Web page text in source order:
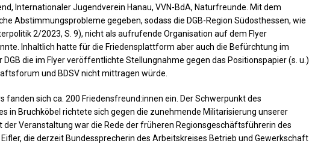
Internationaler Jugendverein Hanau, VVN-BdA, Naturfreunde. Mit dem
Abstimmungsprobleme gegeben, sodass die DGB-Region Südosthessen, wie
2/2023, S. 9), nicht als aufrufende Organisation auf dem Flyer
Inhaltlich hatte für die Friedensplattform aber auch die Befürchtung im
DGB die im Flyer veröffentlichte Stellungnahme gegen das Positionspapier (s. u.)
und BDSV nicht mittragen würde.
fanden sich ca. 200 Friedensfreund:innen ein. Der Schwerpunkt des
in Bruchköbel richtete sich gegen die zunehmende Militarisierung unserer
der Veranstaltung war die Rede der früheren Regionsgeschäftsführerin des
Eifler, die derzeit Bundessprecherin des Arbeitskreises Betrieb und Gewerkschaft